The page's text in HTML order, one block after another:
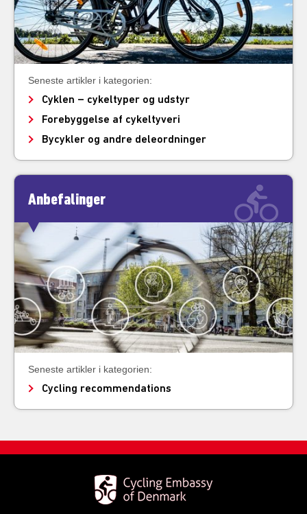
Seneste artikler i kategorien:
Cyklen – cykeltyper og udstyr
Forebyggelse af cykeltyveri
Bycykler og andre deleordninger
Anbefalinger
Seneste artikler i kategorien:
Cycling recommendations